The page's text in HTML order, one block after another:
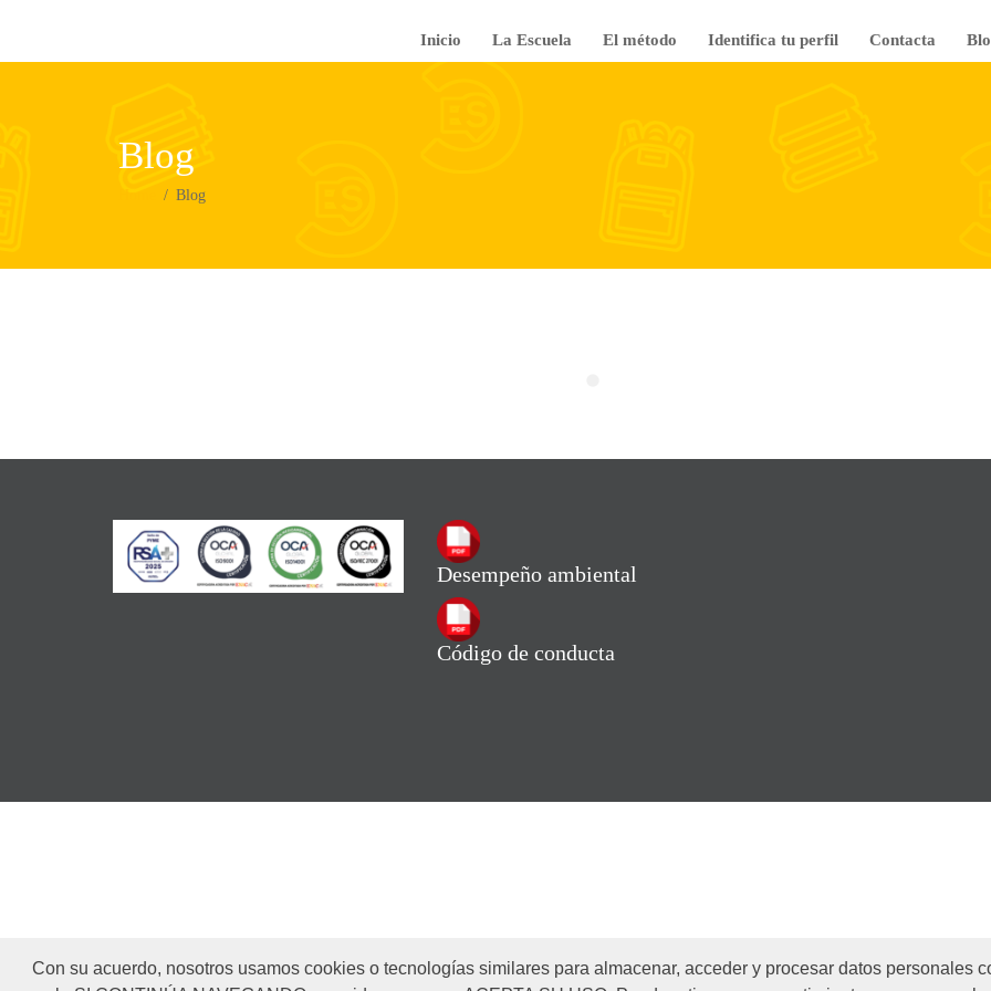
Con su acuerdo, nosotros usamos cookies o tecnologías similares para almacenar, acceder y procesar datos personales
Inicio La Escuela El método Identifica tu perfil Contacta
Blog
Blog
Desempeño ambiental
Código de conducta